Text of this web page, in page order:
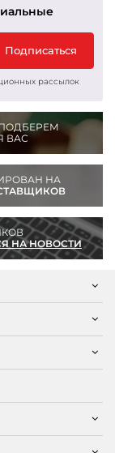
Подписаться
рассылок
ВАС
НА
НА НОВОСТИ